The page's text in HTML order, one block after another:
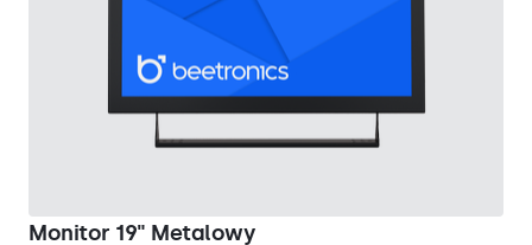
Monitor 19" Metalowy